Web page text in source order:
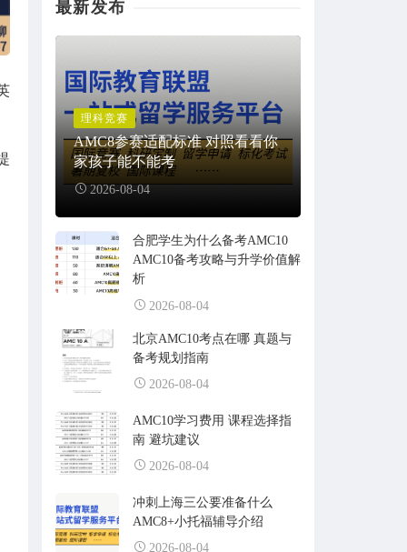
最新发布
理科竞赛
AMC8参赛适配标准 对照看看你
家孩子能不能考
2026-08-04
合肥学生为什么备考AMC10
AMC10备考攻略与升学价值解
析
2026-08-04
北京AMC10考点在哪 真题与
备考规划指南
2026-08-04
AMC10学习费用 课程选择指
南 避坑建议
2026-08-04
冲刺上海三公要准备什么
AMC8+小托福辅导介绍
2026-08-04